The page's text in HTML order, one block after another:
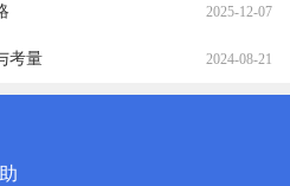
2025-12-07
考量 2024-08-21